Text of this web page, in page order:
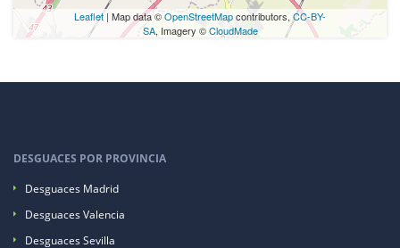
Leaflet| Map data ©OpenStreetMapcontributors, CC-BY-
SA, Imagery ©CloudMade
DESGUACES POR PROVINCIA
Desguaces Madrid
Desguaces Valencia
Desguaces Sevilla